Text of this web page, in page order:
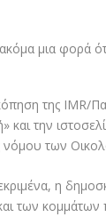
της IMR/
και την
νόμου των
η
των